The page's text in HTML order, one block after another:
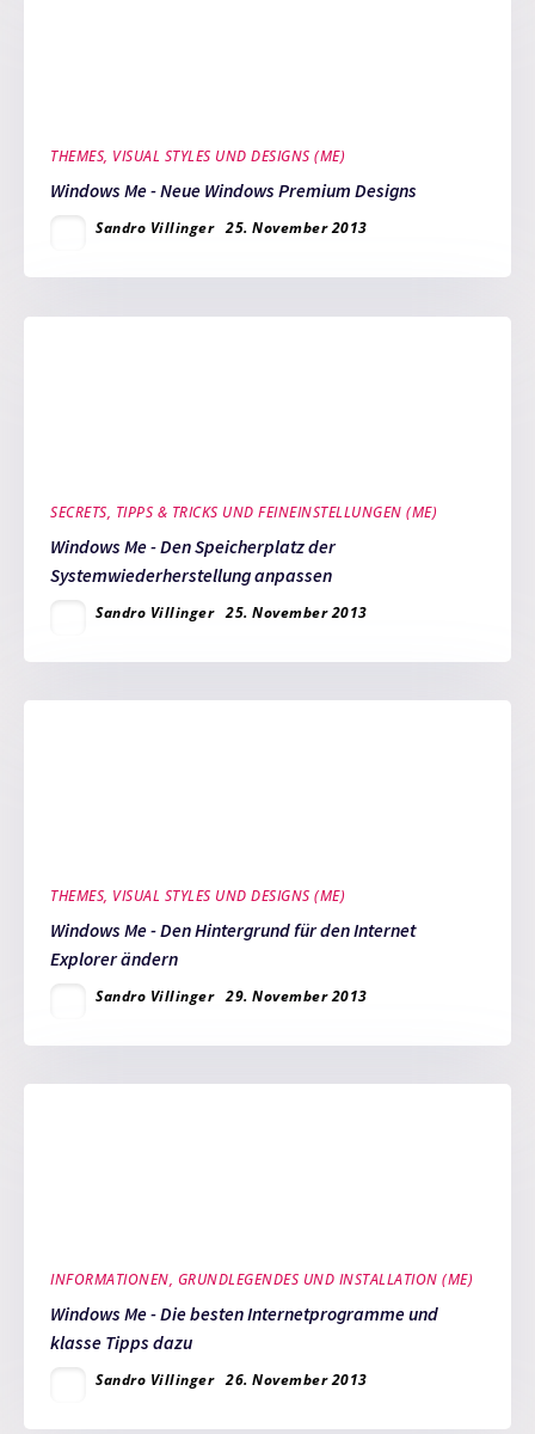
THEMES, VISUAL STYLES UND DESIGNS (ME)
Windows Me - Neue Windows Premium Designs
Sandro Villinger 25. November 2013
SECRETS, TIPPS & TRICKS UND FEINEINSTELLUNGEN (ME)
Windows Me - Den Speicherplatz der
Systemwiederherstellung anpassen
Sandro Villinger 25. November 2013
THEMES, VISUAL STYLES UND DESIGNS (ME)
Windows Me - Den Hintergrund für den Internet
Explorer ändern
Sandro Villinger 29. November 2013
INFORMATIONEN, GRUNDLEGENDES UND INSTALLATION (ME)
Windows Me - Die besten Internetprogramme und
klasse Tipps dazu
Sandro Villinger 26. November 2013